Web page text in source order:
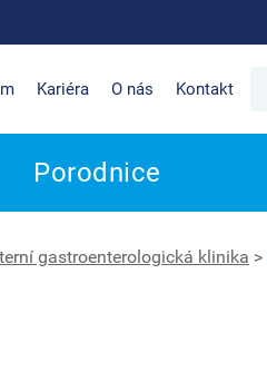
Kariéra O nás Kontakt
Porodnice
gastroenterologická klinika >